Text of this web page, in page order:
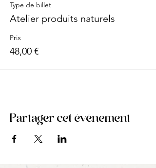
Type de billet
Atelier produits naturels
Prix
48,00 €
Partager cet événement